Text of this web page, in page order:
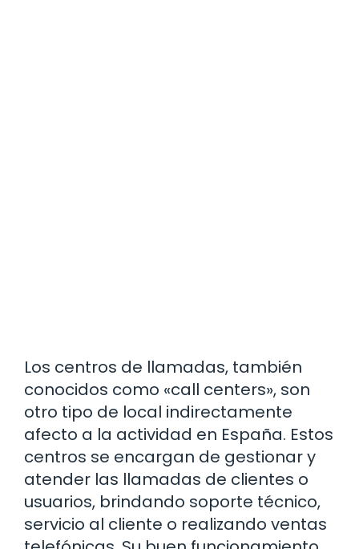
Los centros de llamadas, también
conocidos como «call centers», son
otro tipo de local indirectamente
afecto a la actividad en España. Estos
centros se encargan de gestionar y
atender las llamadas de clientes o
usuarios, brindando soporte técnico,
servicio al cliente o realizando ventas